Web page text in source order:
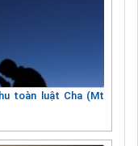
toàn luật Cha (Mt